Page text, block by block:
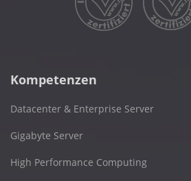
Kompetenzen
Datacenter & Enterprise Server
Gigabyte Server
High Performance Computing